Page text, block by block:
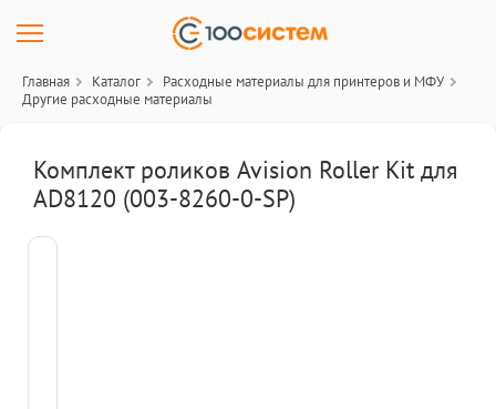
Главная Каталог
Расходные материалы для принтеров и МФУ
Другие расходные материалы
Комплект роликов Avision Roller Kit для
AD8120 (003-8260-0-SP)